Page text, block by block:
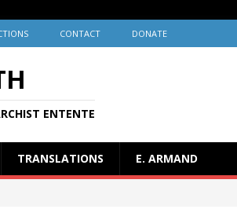
CONTACT DONATE
ENTENTE
TRANSLATIONS E. ARMAND